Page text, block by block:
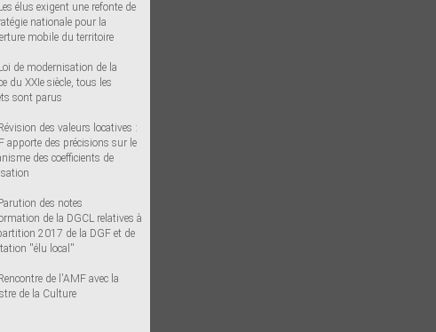
Les élus exigent une refonte de
nationale pour la
mobile du territoire
Loi de modernisation de la
du XXIe siècle, tous les
sont parus
Révision des valeurs locatives :
apporte des précisions sur le
des coefficients de
Parution des notes
de la DGCL relatives à
2017 de la DGF et de
''élu local''
Rencontre de l'AMF avec la
de la Culture